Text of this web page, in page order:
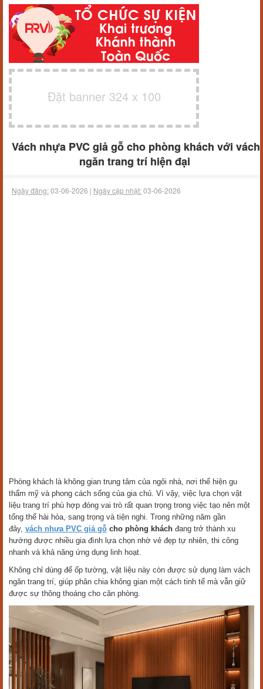
Đặt banner 324 x 100
Vách nhựa PVC giả gỗ cho phòng khách với vách
ngăn trang trí hiện đại
Ngày đăng:03-06-2026 | Ngày cập nhật:03-06-2026
Phòng khách là không gian trung tâm của ngôi nhà, nơi thể hiện gu
thẩm mỹ và phong cách sống của gia chủ. Vì vậy, việc lựa chọn vật
liệu trang trí phù hợp đóng vai trò rất quan trọng trong việc tạo nên một
tổng thể hài hòa, sang trọng và tiện nghi. Trong những năm gần
đây, vách nhựa PVC giả gỗ cho phòng khách đang trở thành xu
hướng được nhiều gia đình lựa chọn nhờ vẻ đẹp tự nhiên, thi công
nhanh và khả năng ứng dụng linh hoạt.
Không chỉ dùng để ốp tường, vật liệu này còn được sử dụng làm vách
ngăn trang trí, giúp phân chia không gian một cách tinh tế mà vẫn giữ
được sự thông thoáng cho căn phòng.